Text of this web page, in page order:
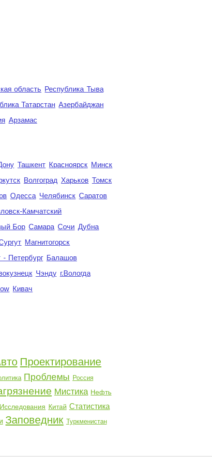
область Республика Тыва
Татарстан Азербайджан
Арзамас
Ташкент Красноярск Минск
Волгоград Харьков Томск
Одесса Челябинск Саратов
Камчатский
Бор Самара Сочи Дубна
Магнитогорск
- Петербург Балашов
Чэнду г.Вологда
Кивач
Проектирование
Проблемы Россия
Мистика Нефть
Исследования Китай Статистика
Заповедник Туркменистан